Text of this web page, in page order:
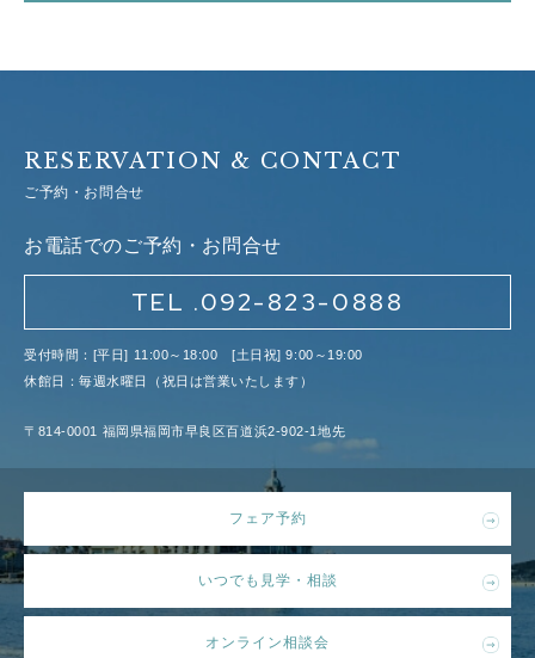
RESERVATION & CONTACT
ご予約・お問合せ
フェア予約
いつでも見学・相談
オンライン相談会
お電話でのご予約・お問合せ
TEL .092-823-0888
受付時間：[平日] 11:00～18:00 [土日祝] 9:00～19:00
休館日：毎週水曜日（祝日は営業いたします）
〒814-0001 福岡県福岡市早良区百道浜2-902-1地先